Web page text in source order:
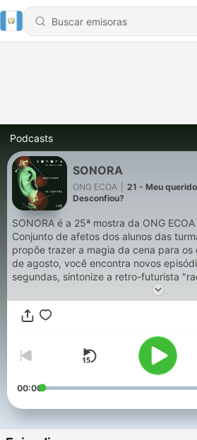
Podcasts
SONORA
ONG ECOA
21 - Meu
Desconfiou?
SONORA é a 25ª mostra da ONG
Conjunto de afetos dos alunos das
propõe trazer a magia da cena para os
de agosto, você encontra novos
segundas, sintonize a retro-futurista
terças, em "EntreVistas" junte-se a nós
fazer sonoro. Quarta é dia de um crime
radiofônica "Meu Querido Falecido". E
Aumente o volume e prepare-se,
tirar do ar!
00:00